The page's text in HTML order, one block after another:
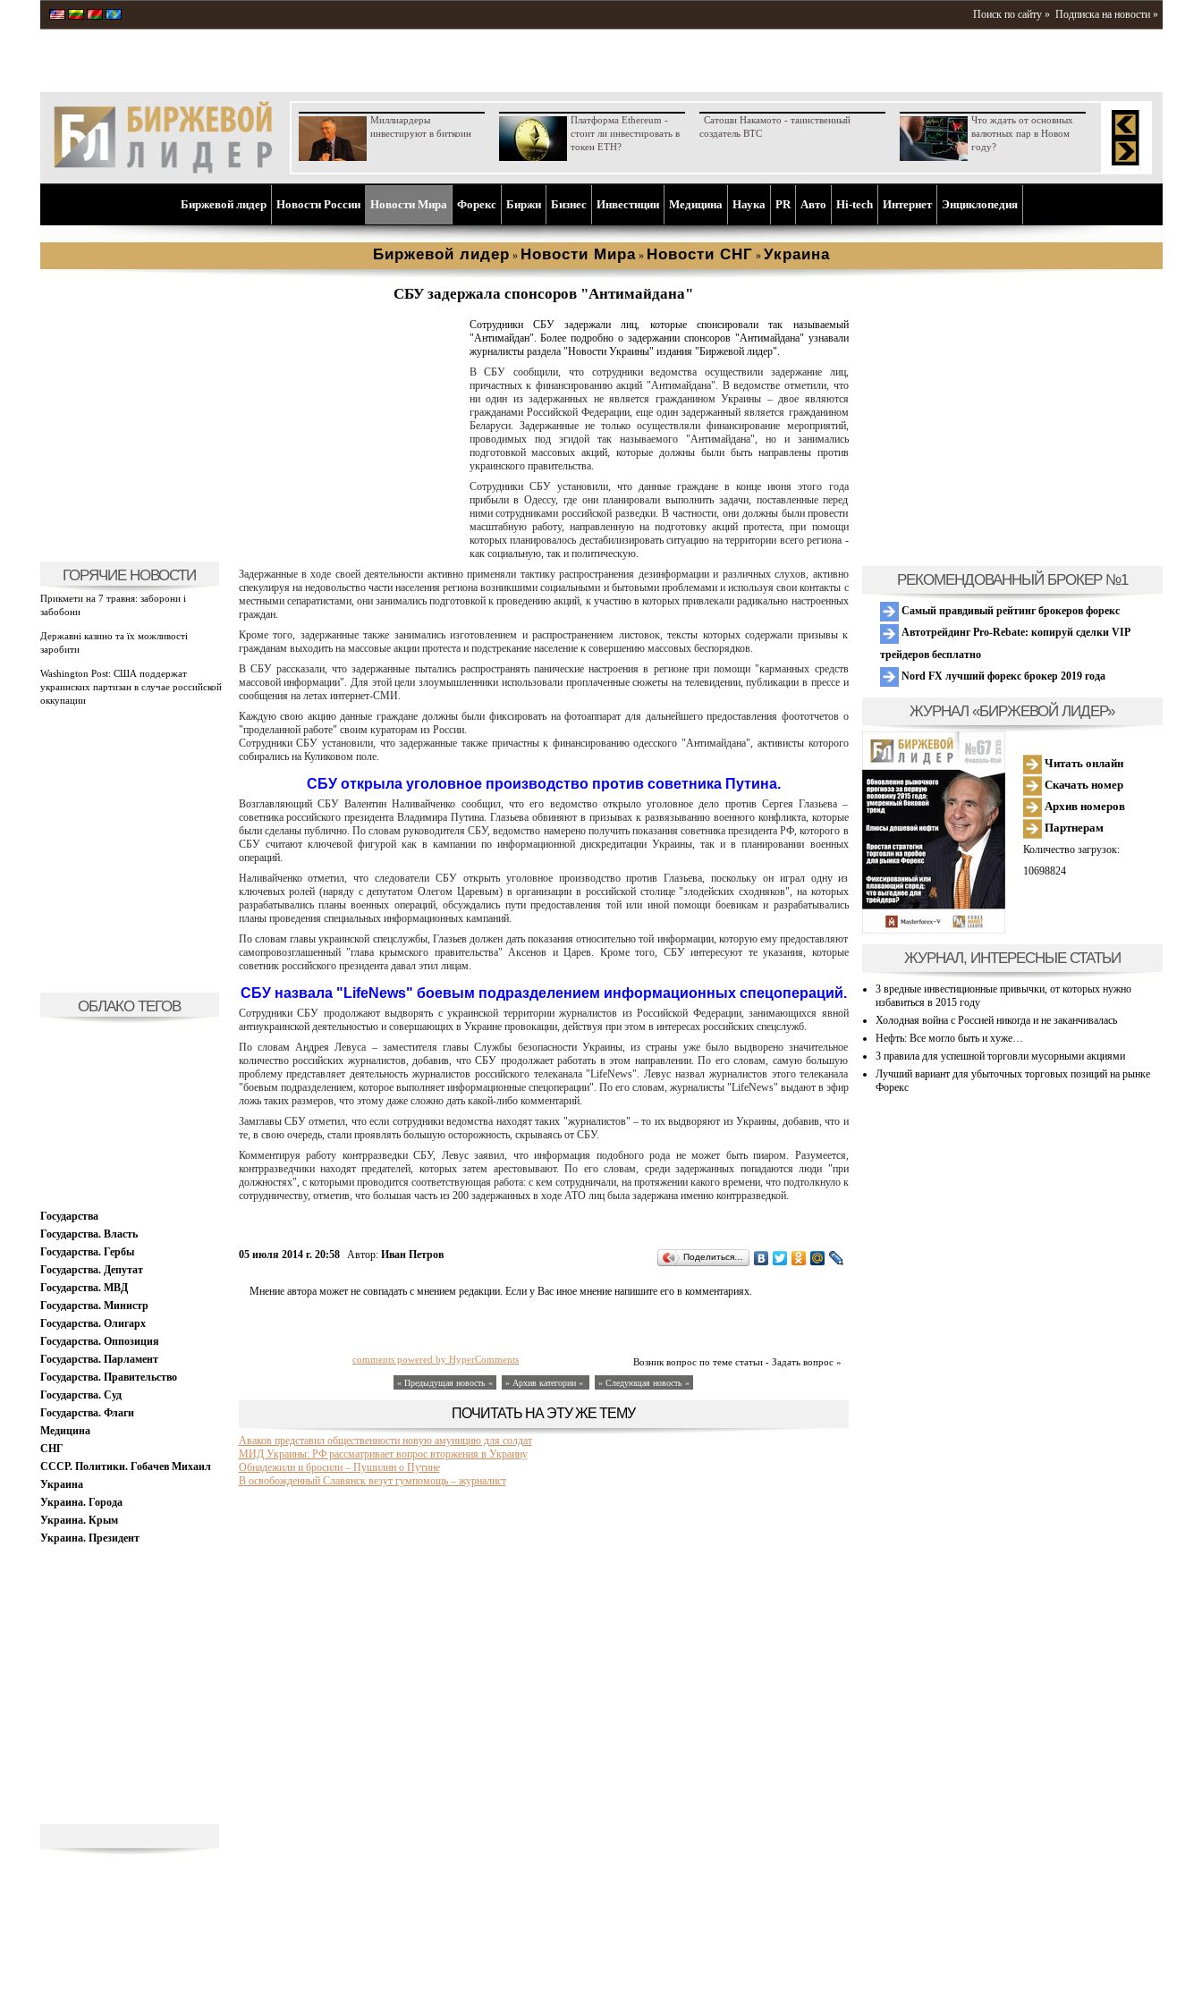
Поиск по сайту » Подписка на новости »
Миллиардеры
инвестируют в биткоин
Платформа Ethereum -
стоит ли инвестировать в
токен ETH?
Сатоши Накамото - таинственный
создатель BTC
Что ждать от основных
валютных пар в Новом
году?
Биржевой лидер Новости России Новости Мира Форекс Биржи Бизнес Инвестиции Медицина Наука PR Aвто Hi-tech Интернет Энциклопедия
Биржевой лидер » Новости Мира » Новости СНГ » Украина
ГОРЯЧИЕ НОВОСТИ
Прикмети на 7 травня: заборони і
забобони
Державні казино та їх можливості
заробити
Washington Post: США поддержат
украинских партизан в случае российской
оккупации
ОБЛАКО ТЕГОВ
Государства
Государства. Власть
Государства. Гербы
Государства. Депутат
Государства. МВД
Государства. Министр
Государства. Олигарх
Государства. Оппозиция
Государства. Парламент
Государства. Правительство
Государства. Суд
Государства. Флаги
Медицина
СНГ
СССР. Политики. Гобачев Михаил
Украина
Украина. Города
Украина. Крым
Украина. Президент
СБУ задержала спонсоров "Антимайдана"
Сотрудники СБУ задержали лиц, которые спонсировали так называемый
"Антимайдан". Более подробно о задержании спонсоров "Антимайдана" узнавали
журналисты раздела "Новости Украины" издания "Биржевой лидер".
В СБУ сообщили, что сотрудники ведомства осуществили задержание лиц,
причастных к финансированию акций "Антимайдана". В ведомстве отметили, что
ни один из задержанных не является гражданином Украины – двое являются
гражданами Российской Федерации, еще один задержанный является гражданином
Беларуси. Задержанные не только осуществляли финансирование мероприятий,
проводимых под эгидой так называемого "Антимайдана", но и занимались
подготовкой массовых акций, которые должны были быть направлены против
украинского правительства.
Сотрудники СБУ установили, что данные граждане в конце июня этого года
прибыли в Одессу, где они планировали выполнить задачи, поставленные перед
ними сотрудниками российской разведки. В частности, они должны были провести
масштабную работу, направленную на подготовку акций протеста, при помощи
которых планировалось дестабилизировать ситуацию на территории всего региона -
как социальную, так и политическую.
Задержанные в ходе своей деятельности активно применяли тактику распространения дезинформации и различных слухов, активно
спекулируя на недовольство части населения региона возникшими социальными и бытовыми проблемами и используя свои контакты с
местными сепаратистами, они занимались подготовкой к проведению акций, к участию в которых привлекали радикально настроенных
граждан.
Кроме того, задержанные также занимались изготовлением и распространением листовок, тексты которых содержали призывы к
гражданам выходить на массовые акции протеста и подстрекание население к совершению массовых беспорядков.
В СБУ рассказали, что задержанные пытались распространять панические настроения в регионе при помощи "карманных средств
массовой информации". Для этой цели злоумышленники использовали проплаченные сюжеты на телевидении, публикации в прессе и
сообщения на летах интернет-СМИ.
Каждую свою акцию данные граждане должны были фиксировать на фотоаппарат для дальнейшего предоставления фоототчетов о
"проделанной работе" своим кураторам из России.
Сотрудники СБУ установили, что задержанные также причастны к финансированию одесского "Антимайдана", активисты которого
собирались на Куликовом поле.
СБУ открыла уголовное производство против советника Путина.
Возглавляющий СБУ Валентин Наливайченко сообщил, что его ведомство открыло уголовное дело против Сергея Глазьева –
советника российского президента Владимира Путина. Глазьева обвиняют в призывах к развязыванию военного конфликта, которые
были сделаны публично. По словам руководителя СБУ, ведомство намерено получить показания советника президента РФ, которого в
СБУ считают ключевой фигурой как в кампании по информационной дискредитации Украины, так и в планировании военных
операций.
Наливайченко отметил, что следователи СБУ открыть уголовное производство против Глазьева, поскольку он играл одну из
ключевых ролей (наряду с депутатом Олегом Царевым) в организации в российской столице "злодейских сходняков", на которых
разрабатывались планы военных операций, обсуждались пути предоставления той или иной помощи боевикам и разрабатывались
планы проведения специальных информационных кампаний.
По словам главы украинской спецслужбы, Глазьев должен дать показания относительно той информации, которую ему предоставляют
самопровозглашенный "глава крымского правительства" Аксенов и Царев. Кроме того, СБУ интересуют те указания, которые
советник российского президента давал этил лицам.
СБУ назвала "LifeNews" боевым подразделением информационных спецопераций.
Сотрудники СБУ продолжают выдворять с украинской территории журналистов из Российской Федерации, занимающихся явной
антиукраинской деятельностью и совершающих в Украине провокации, действуя при этом в интересах российских спецслужб.
По словам Андрея Левуса – заместителя главы Службы безопасности Украины, из страны уже было выдворено значительное
количество российских журналистов, добавив, что СБУ продолжает работать в этом направлении. По его словам, самую большую
проблему представляет деятельность журналистов российского телеканала "LifeNews". Левус назвал журналистов этого телеканала
"боевым подразделением, которое выполняет информационные спецоперации". По его словам, журналисты "LifeNews" выдают в эфир
ложь таких размеров, что этому даже сложно дать какой-либо комментарий.
Замглавы СБУ отметил, что если сотрудники ведомства находят таких "журналистов" – то их выдворяют из Украины, добавив, что и
те, в свою очередь, стали проявлять большую осторожность, скрываясь от СБУ.
Комментируя работу контрразведки СБУ, Левус заявил, что информация подобного рода не может быть пиаром. Разумеется,
контрразведчики находят предателей, которых затем арестовывают. По его словам, среди задержанных попадаются люди "при
должностях", с которыми проводится соответствующая работа: с кем сотрудничали, на протяжении какого времени, что подтолкнуло к
сотрудничеству, отметив, что большая часть из 200 задержанных в ходе АТО лиц была задержана именно контрразведкой.
05 июля 2014 г. 20:58 Автор: Иван Петров Поделиться…
Мнение автора может не совпадать с мнением редакции. Если у Вас иное мнение напишите его в комментариях.
Возник вопрос по теме статьи - Задать вопрос »
comments powered by HyperComments
« Предыдущая новость « » Архив категории « » Следующая новость »
ПОЧИТАТЬ НА ЭТУ ЖЕ ТЕМУ
Аваков представил общественности новую амуницию для солдат
МИД Украины: РФ рассматривает вопрос вторжения в Украину
Обнадежили и бросили – Пушилин о Путине
В освобожденный Славянск везут гумпомощь – журналист
РЕКОМЕНДОВАННЫЙ БРОКЕР №1
Самый правдивый рейтинг брокеров форекс
Автотрейдинг Pro-Rebate: копируй сделки VIP
трейдеров бесплатно
Nord FX лучший форекс брокер 2019 года
ЖУРНАЛ «БИРЖЕВОЙ ЛИДЕР»
Читать онлайн
Скачать номер
Архив номеров
Партнерам
Количество загрузок:
10698824
ЖУРНАЛ, ИНТЕРЕСНЫЕ СТАТЬИ
3 вредные инвестиционные привычки, от которых нужно
избавиться в 2015 году
Холодная война с Россией никогда и не заканчивалась
Нефть: Все могло быть и хуже…
3 правила для успешной торговли мусорными акциями
Лучший вариант для убыточных торговых позиций на рынке
Форекс